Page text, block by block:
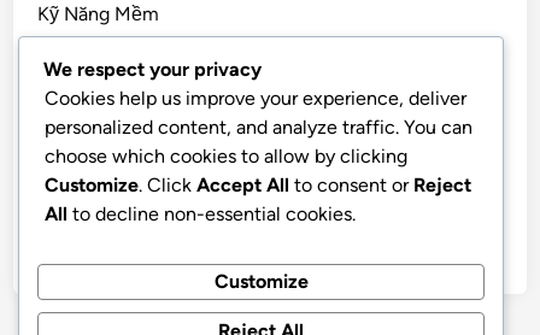
Kỹ Năng Mềm
Sách Hay
Tài Chính Cá Nhân
TẢN MẠN
Tiền Điện Tử
We respect your privacy
Cookies help us improve your experience, deliver
personalized content, and analyze traffic. You can
choose which cookies to allow by clicking
Customize. Click Accept All to consent or Reject
All to decline non-essential cookies.
Customize